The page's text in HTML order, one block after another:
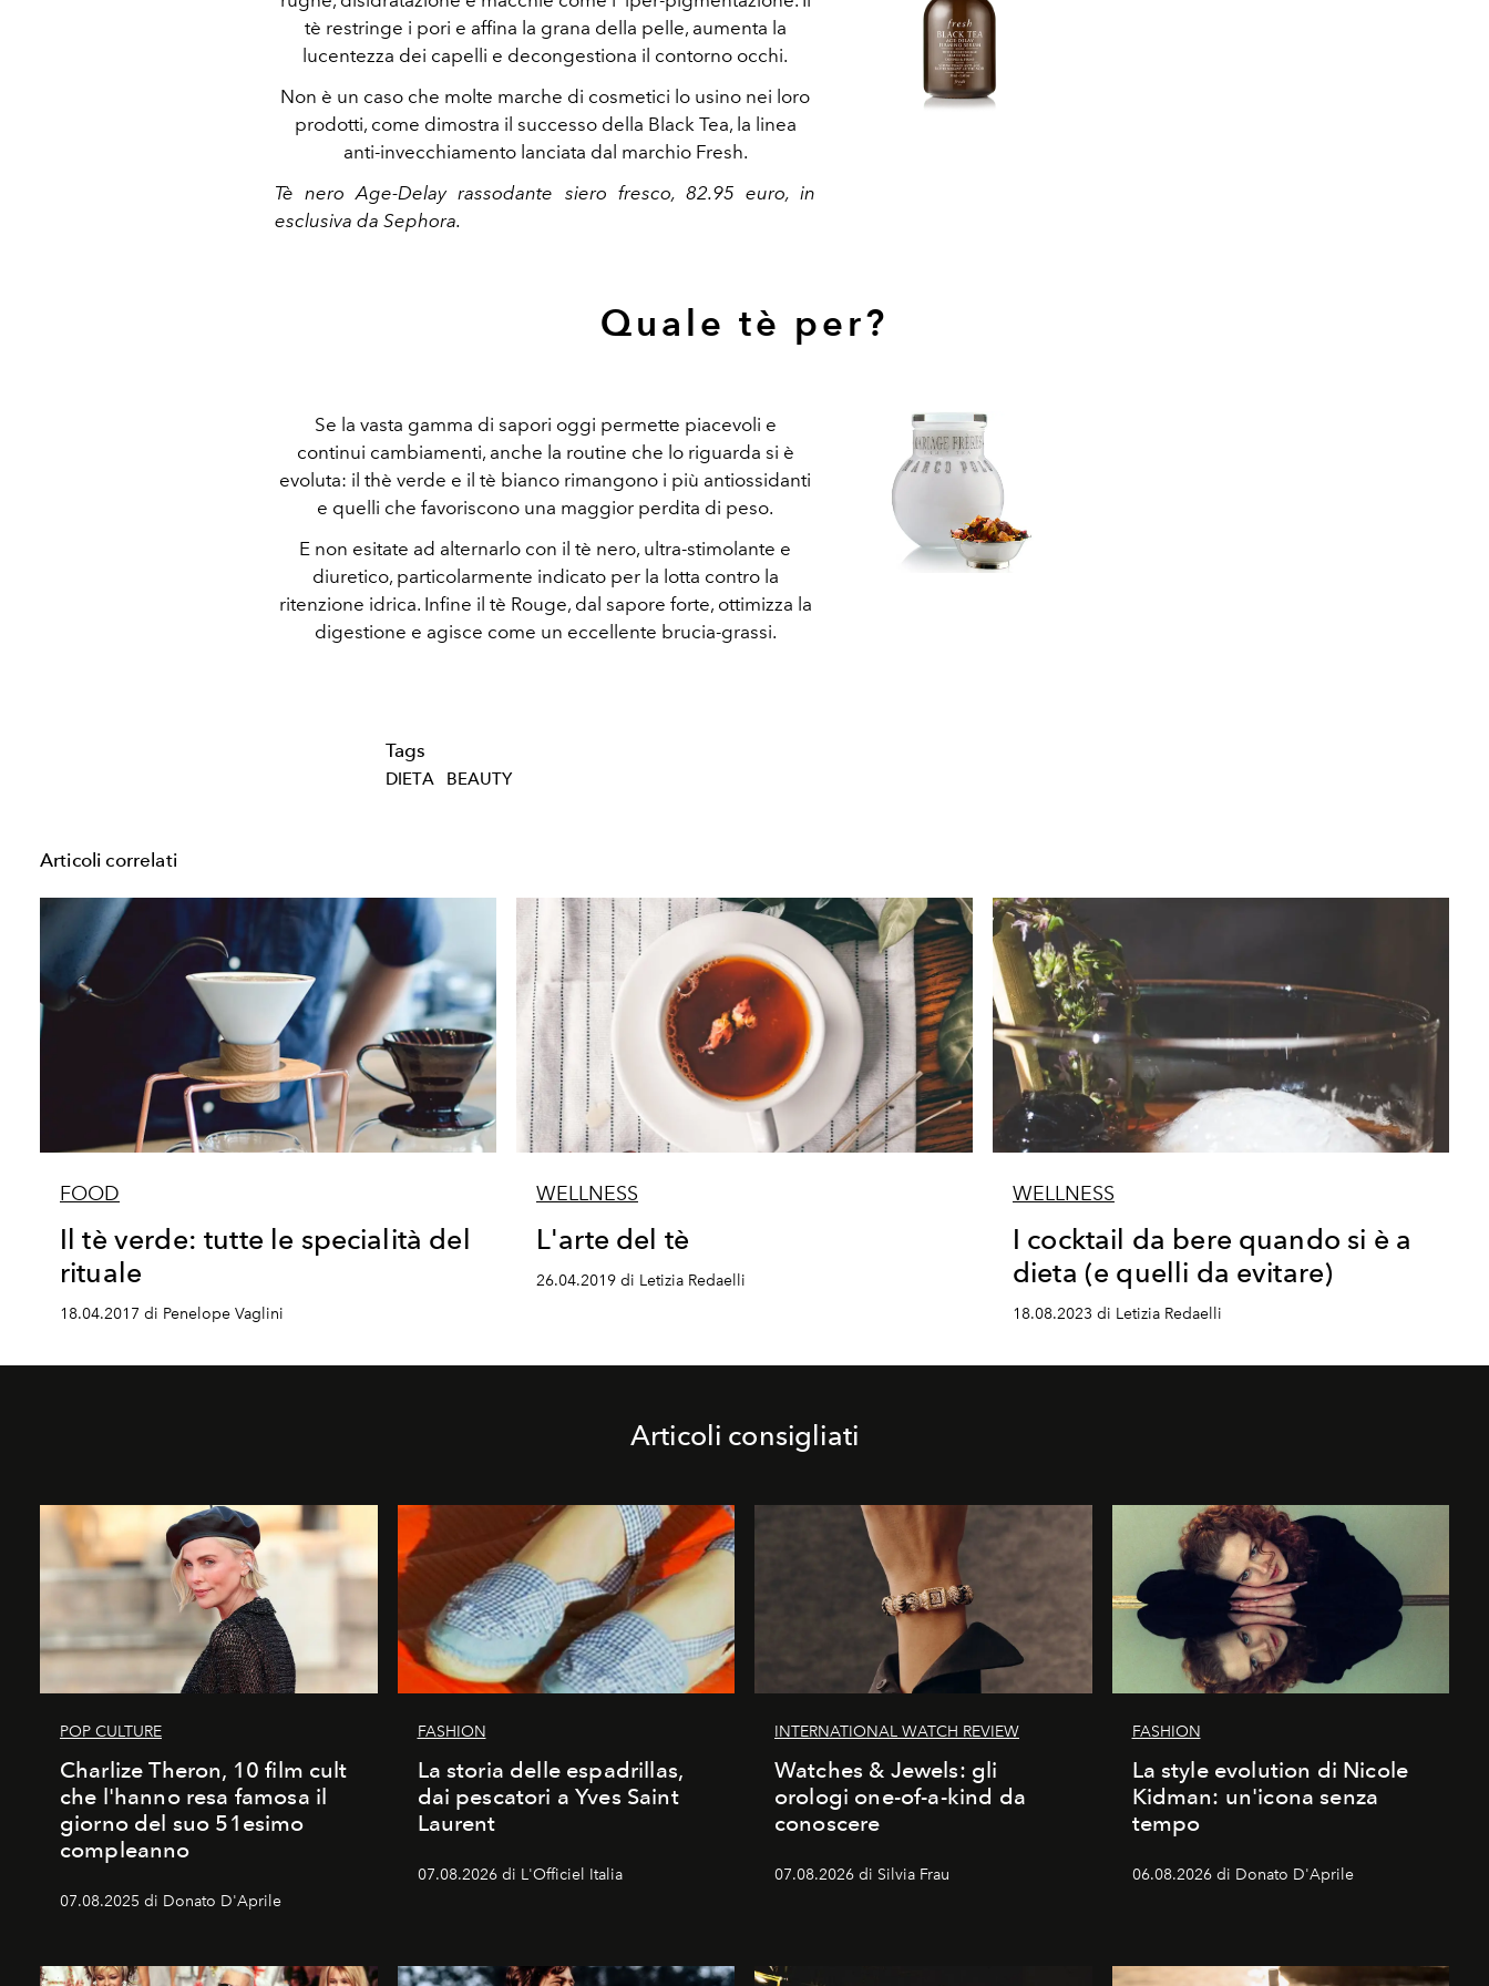
tè restringe i pori e affina la grana della pelle, aumenta la
lucentezza dei capelli e decongestiona il contorno occhi.
Non è un caso che molte marche di cosmetici lo usino nei loro
prodotti, come dimostra il successo della Black Tea, la linea
anti-invecchiamento lanciata dal marchio Fresh.
Tè nero Age-Delay rassodante siero fresco, 82.95 euro, in
esclusiva da Sephora.
Quale tè per?
Se la vasta gamma di sapori oggi permette piacevoli e
continui cambiamenti, anche la routine che lo riguarda si è
evoluta: il thè verde e il tè bianco rimangono i più antiossidanti
e quelli che favoriscono una maggior perdita di peso.
E non esitate ad alternarlo con il tè nero, ultra-stimolante e
diuretico, particolarmente indicato per la lotta contro la
ritenzione idrica. Infine il tè Rouge, dal sapore forte, ottimizza la
digestione e agisce come un eccellente brucia-grassi.
Tags
DIETA BEAUTY
Articoli correlati
FOOD
Il tè verde: tutte le specialità del
rituale
18.04.2017 di Penelope Vaglini
WELLNESS
L'arte del tè
26.04.2019 di Letizia Redaelli
WELLNESS
I cocktail da bere quando si è a
dieta (e quelli da evitare)
18.08.2023 di Letizia Redaelli
Articoli consigliati
POP CULTURE
Charlize Theron, 10 film cult
che l'hanno resa famosa il
giorno del suo 51esimo
compleanno
07.08.2025 di Donato D'Aprile
FASHION
La storia delle espadrillas,
dai pescatori a Yves Saint
Laurent
07.08.2026 di L'Officiel Italia
INTERNATIONAL WATCH REVIEW
Watches & Jewels: gli
orologi one-of-a-kind da
conoscere
07.08.2026 di Silvia Frau
FASHION
La style evolution di Nicole
Kidman: un'icona senza
tempo
06.08.2026 di Donato D'Aprile